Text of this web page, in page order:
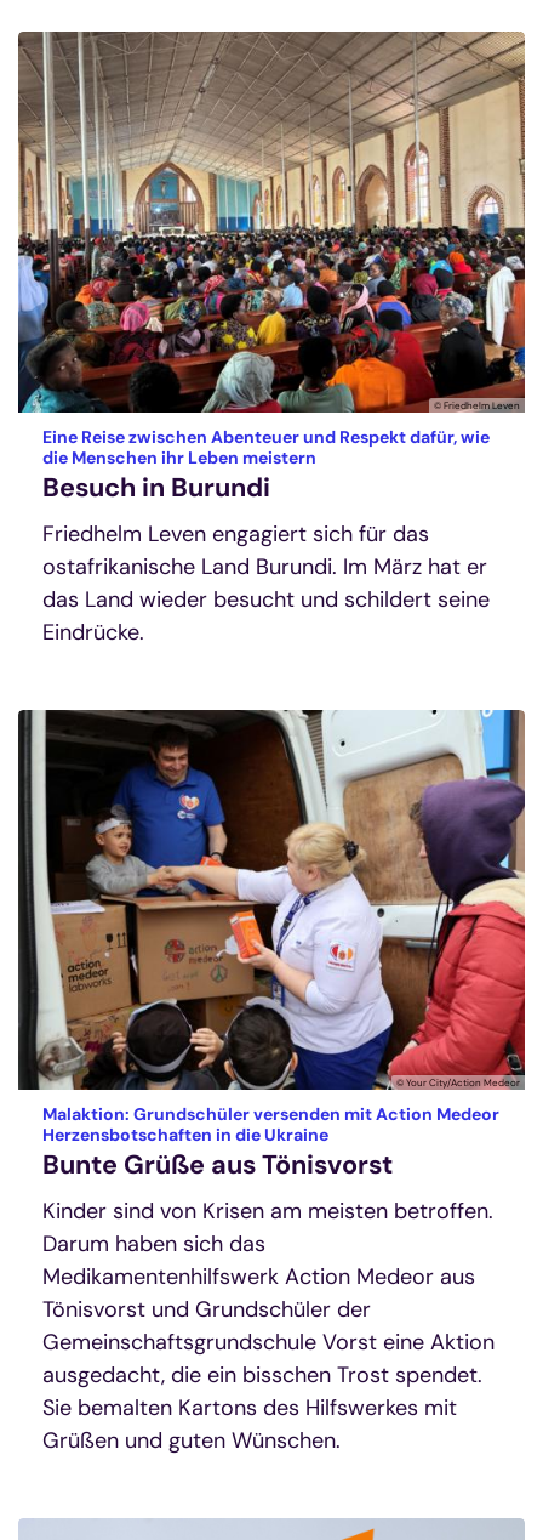
© Friedhelm Leven
Eine Reise zwischen Abenteuer und Respekt dafür, wie
die Menschen ihr Leben meistern
Besuch in Burundi
Friedhelm Leven engagiert sich für das
ostafrikanische Land Burundi. Im März hat er
das Land wieder besucht und schildert seine
Eindrücke.
© Your City/Action Medeor
Malaktion: Grundschüler versenden mit Action Medeor
Herzensbotschaften in die Ukraine:
Bunte Grüße aus Tönisvorst
Kinder sind von Krisen am meisten betroffen.
Darum haben sich das
Medikamentenhilfswerk Action Medeor aus
Tönisvorst und Grundschüler der
Gemeinschaftsgrundschule Vorst eine Aktion
ausgedacht, die ein bisschen Trost spendet.
Sie bemalten Kartons des Hilfswerkes mit
Grüßen und guten Wünschen.